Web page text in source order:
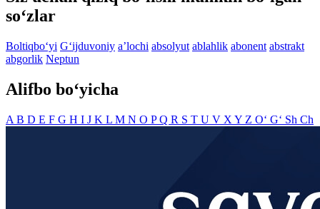
so‘zlar
Boltiqbo‘yi G‘ijduvoniy aʼlochi absolyut ablahlik abonent abstrakt
abgorlik Neptun
Alifbo bo‘yicha
A B D E F G H I J K L M N O PQ R S T U V X Y Z O‘ G‘ Sh Ch